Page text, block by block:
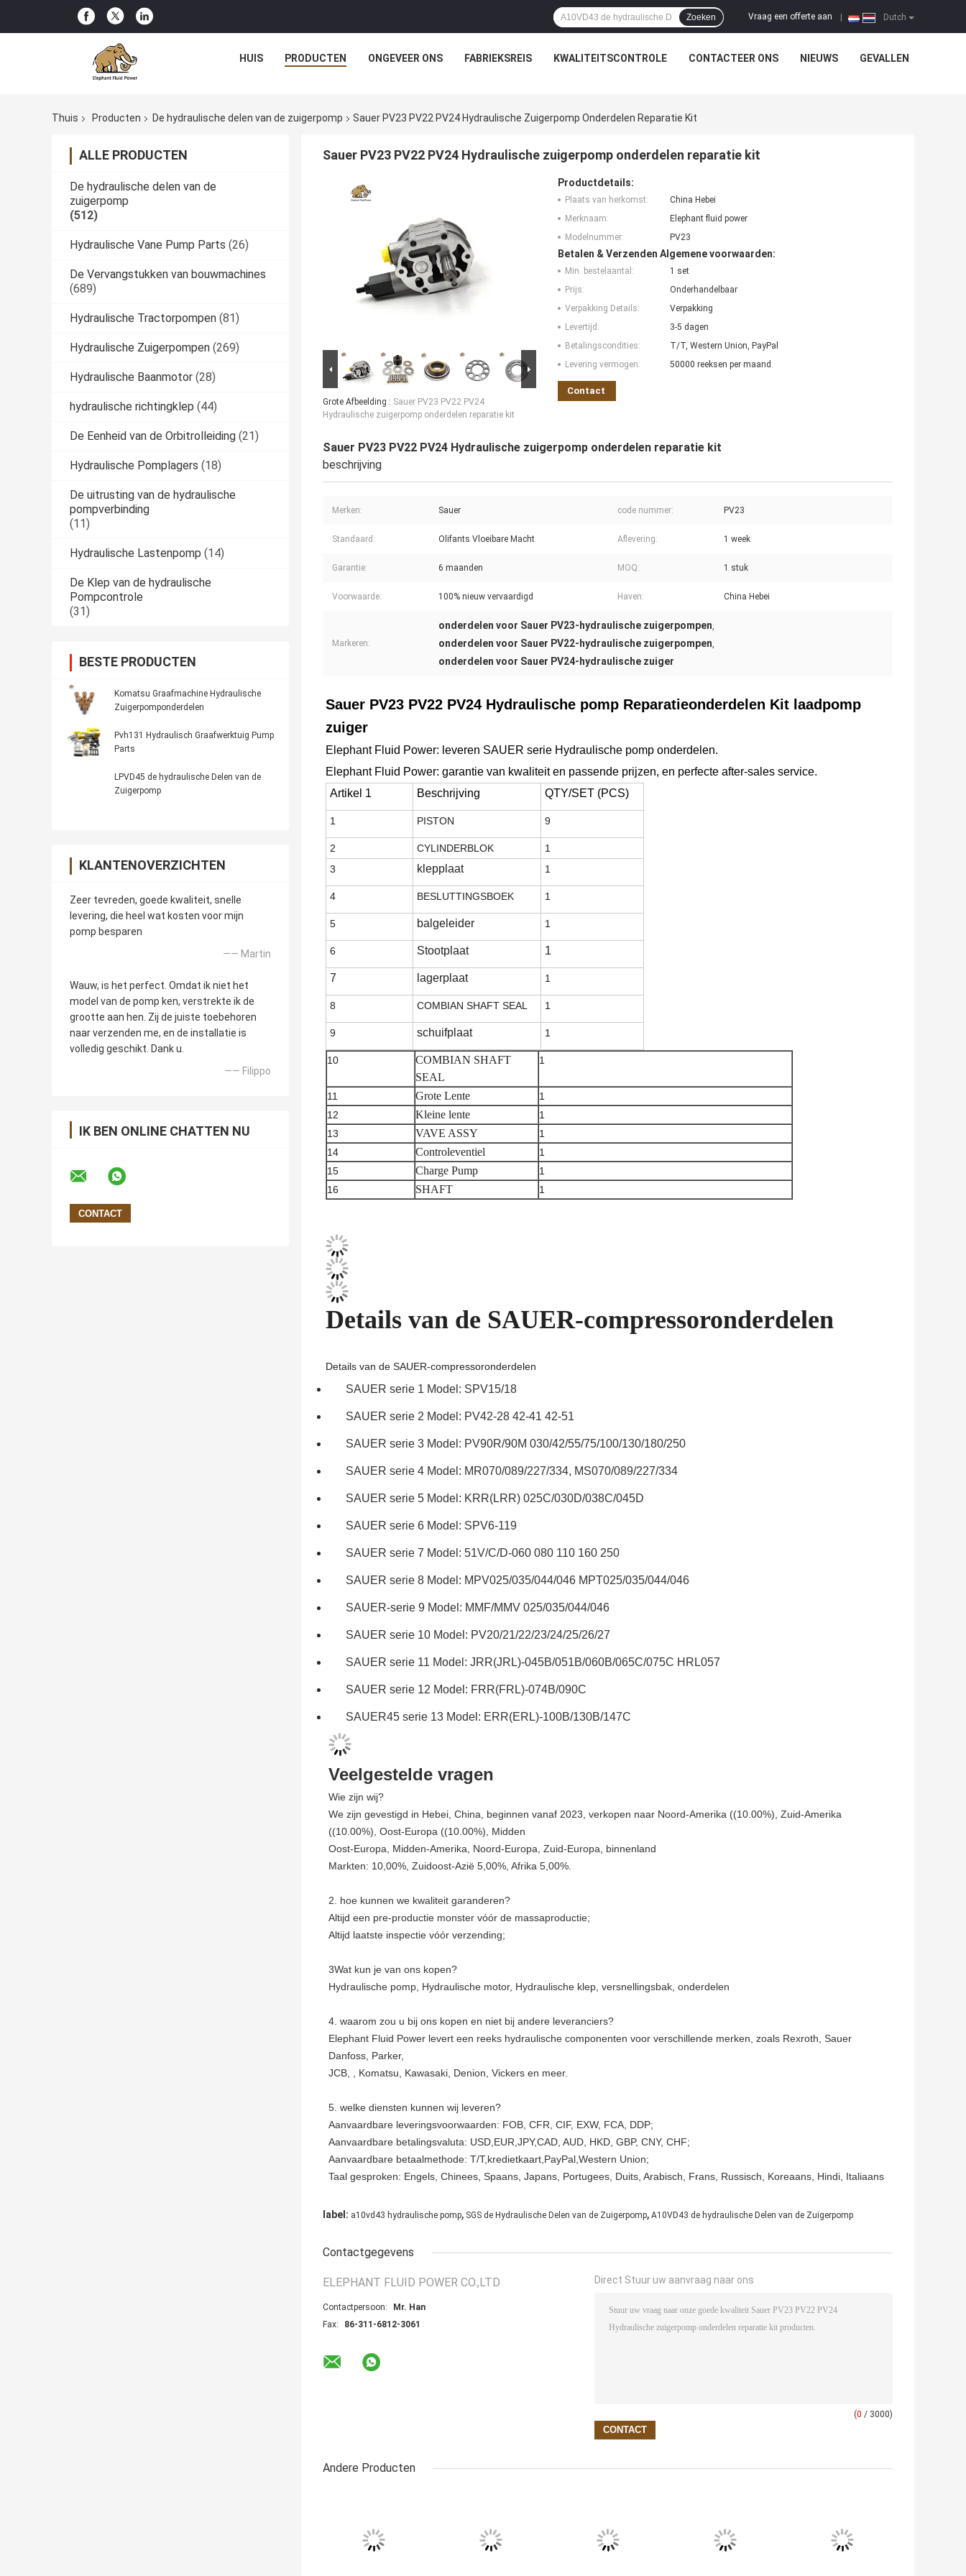
Dutch
Vraag een offerte aan
Zoeken
HUIS PRODUCTEN ONGEVEER ONS FABRIEKSREIS KWALITEITSCONTROLE CONTACTEER ONS NIEUWS GEVALLEN
Thuis Producten De hydraulische delen van de zuigerpomp Sauer PV23 PV22 PV24 Hydraulische Zuigerpomp Onderdelen Reparatie Kit
ALLE PRODUCTEN
De hydraulische delen van de
zuigerpomp
(512)
Hydraulische Vane Pump Parts (26)
De Vervangstukken van bouwmachines
(689)
Hydraulische Tractorpompen (81)
Hydraulische Zuigerpompen (269)
Hydraulische Baanmotor (28)
hydraulische richtingklep (44)
De Eenheid van de Orbitrolleiding (21)
Hydraulische Pomplagers (18)
De uitrusting van de hydraulische
pompverbinding
(11)
Hydraulische Lastenpomp (14)
De Klep van de hydraulische
Pompcontrole
(31)
BESTE PRODUCTEN
Komatsu Graafmachine Hydraulische
Zuigerpomponderdelen
Pvh131 Hydraulisch Graafwerktuig Pump
Parts
LPVD45 de hydraulische Delen van de
Zuigerpomp
KLANTENOVERZICHTEN
Zeer tevreden, goede kwaliteit, snelle
levering, die heel wat kosten voor mijn
pomp besparen
—— Martin
Wauw, is het perfect. Omdat ik niet het
model van de pomp ken, verstrekte ik de
grootte aan hen. Zij de juiste toebehoren
naar verzenden me, en de installatie is
volledig geschikt. Dank u.
—— Filippo
IK BEN ONLINE CHATTEN NU
Sauer PV23 PV22 PV24 Hydraulische zuigerpomp onderdelen reparatie kit
Grote Afbeelding : Sauer PV23 PV22 PV24
Hydraulische zuigerpomp onderdelen reparatie kit
Productdetails:
Plaats van herkomst:
China Hebei
Merknaam:
Elephant fluid power
Modelnummer:
PV23
Betalen & Verzenden Algemene voorwaarden:
Min. bestelaantal:
1 set
Prijs:
Onderhandelbaar
Verpakking Details:
Verpakking
Levertijd:
3-5 dagen
Betalingscondities:
T/T, Western Union, PayPal
Levering vermogen:
50000 reeksen per maand
Contact
Sauer PV23 PV22 PV24 Hydraulische zuigerpomp onderdelen reparatie kit
beschrijving
Merken: Sauer code nummer: PV23
Standaard: Olifants Vloeibare Macht Aflevering: 1 week
Garantie: 6 maanden MOQ: 1 stuk
Voorwaarde: 100% nieuw vervaardigd Haven: China Hebei
Markeren:
onderdelen voor Sauer PV23-hydraulische zuigerpompen,
onderdelen voor Sauer PV22-hydraulische zuigerpompen,
onderdelen voor Sauer PV24-hydraulische zuiger
Sauer PV23 PV22 PV24 Hydraulische pomp Reparatieonderdelen Kit laadpomp
zuiger
Elephant Fluid Power: leveren SAUER serie Hydraulische pomp onderdelen.
Elephant Fluid Power: garantie van kwaliteit en passende prijzen, en perfecte after-sales service.
Artikel 1
Beschrijving QTY/SET (PCS)
1 PISTON 9
2 CYLINDERBLOK
1
3
klepplaat 1
4 BESLUTTINGSBOEK 1
5 balgeleider 1
6 Stootplaat 1
7 lagerplaat 1
8 COMBIAN SHAFT SEAL 1
9 schuifplaat 1
10
COMBIAN SHAFT
SEAL
1
11 Grote Lente
1
12
Kleine lente
1
13
VAVE ASSY
1
14
Controleventiel
1
15
Charge Pump
1
16
SHAFT 1